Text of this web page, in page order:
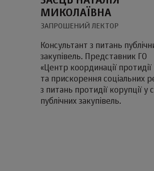
МИКОЛАЇВНА
ЗАПРОШЕНИЙ ЛЕКТОР
Консультант з питань
закупівель. Представник ГО
«Центр координації протидії
та прискорення соціальних
з питань протидії корупції у
публічних закупівель.